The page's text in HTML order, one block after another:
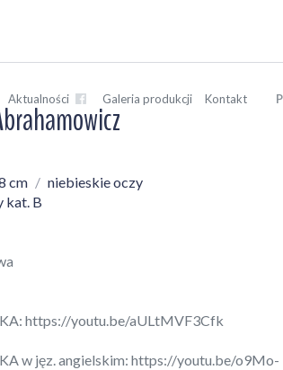
Aktualności Galeria produkcji Kontakt
cm
niebieskie oczy
kat. B
https://youtu.be/aULtMVF3Cfk
w jęz. angielskim: https://youtu.be/o9Mo-